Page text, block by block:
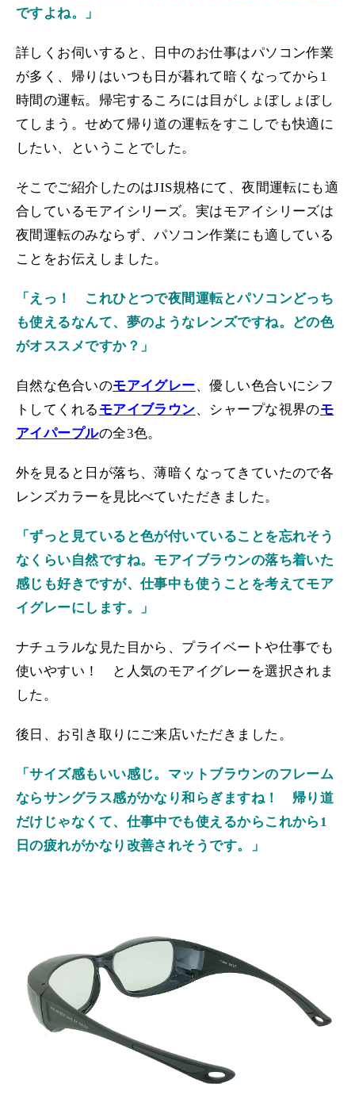
ですよね。」
詳しくお伺いすると、日中のお仕事はパソコン作業
が多く、帰りはいつも日が暮れて暗くなってから1
時間の運転。帰宅するころには目がしょぼしょぼし
てしまう。せめて帰り道の運転をすこしでも快適に
したい、ということでした。
そこでご紹介したのはJIS規格にて、夜間運転にも適
合しているモアイシリーズ。実はモアイシリーズは
夜間運転のみならず、パソコン作業にも適している
ことをお伝えしました。
「えっ！ これひとつで夜間運転とパソコンどっち
も使えるなんて、夢のようなレンズですね。どの色
がオススメですか？」
自然な色合いのモアイグレー、優しい色合いにシフ
トしてくれる モアイブラウン、シャープな視界のモ
アイパープルの全3色。
外を見ると日が落ち、薄暗くなってきていたので各
レンズカラーを見比べていただきました。
「ずっと見ていると色が付いていることを忘れそう
なくらい自然ですね。モアイブラウンの落ち着いた
感じも好きですが、仕事中も使うことを考えてモア
イグレーにします。」
ナチュラルな見た目から、プライベートや仕事でも
使いやすい！ と人気のモアイグレーを選択されま
した。
後日、お引き取りにご来店いただきました。
「サイズ感もいい感じ。マットブラウンのフレーム
ならサングラス感がかなり和らぎますね！ 帰り道
だけじゃなくて、仕事中でも使えるからこれから1
日の疲れがかなり改善されそうです。」